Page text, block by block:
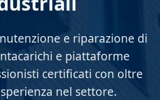
e riparazione di
e piattaforme
certificati con oltre
nel settore.